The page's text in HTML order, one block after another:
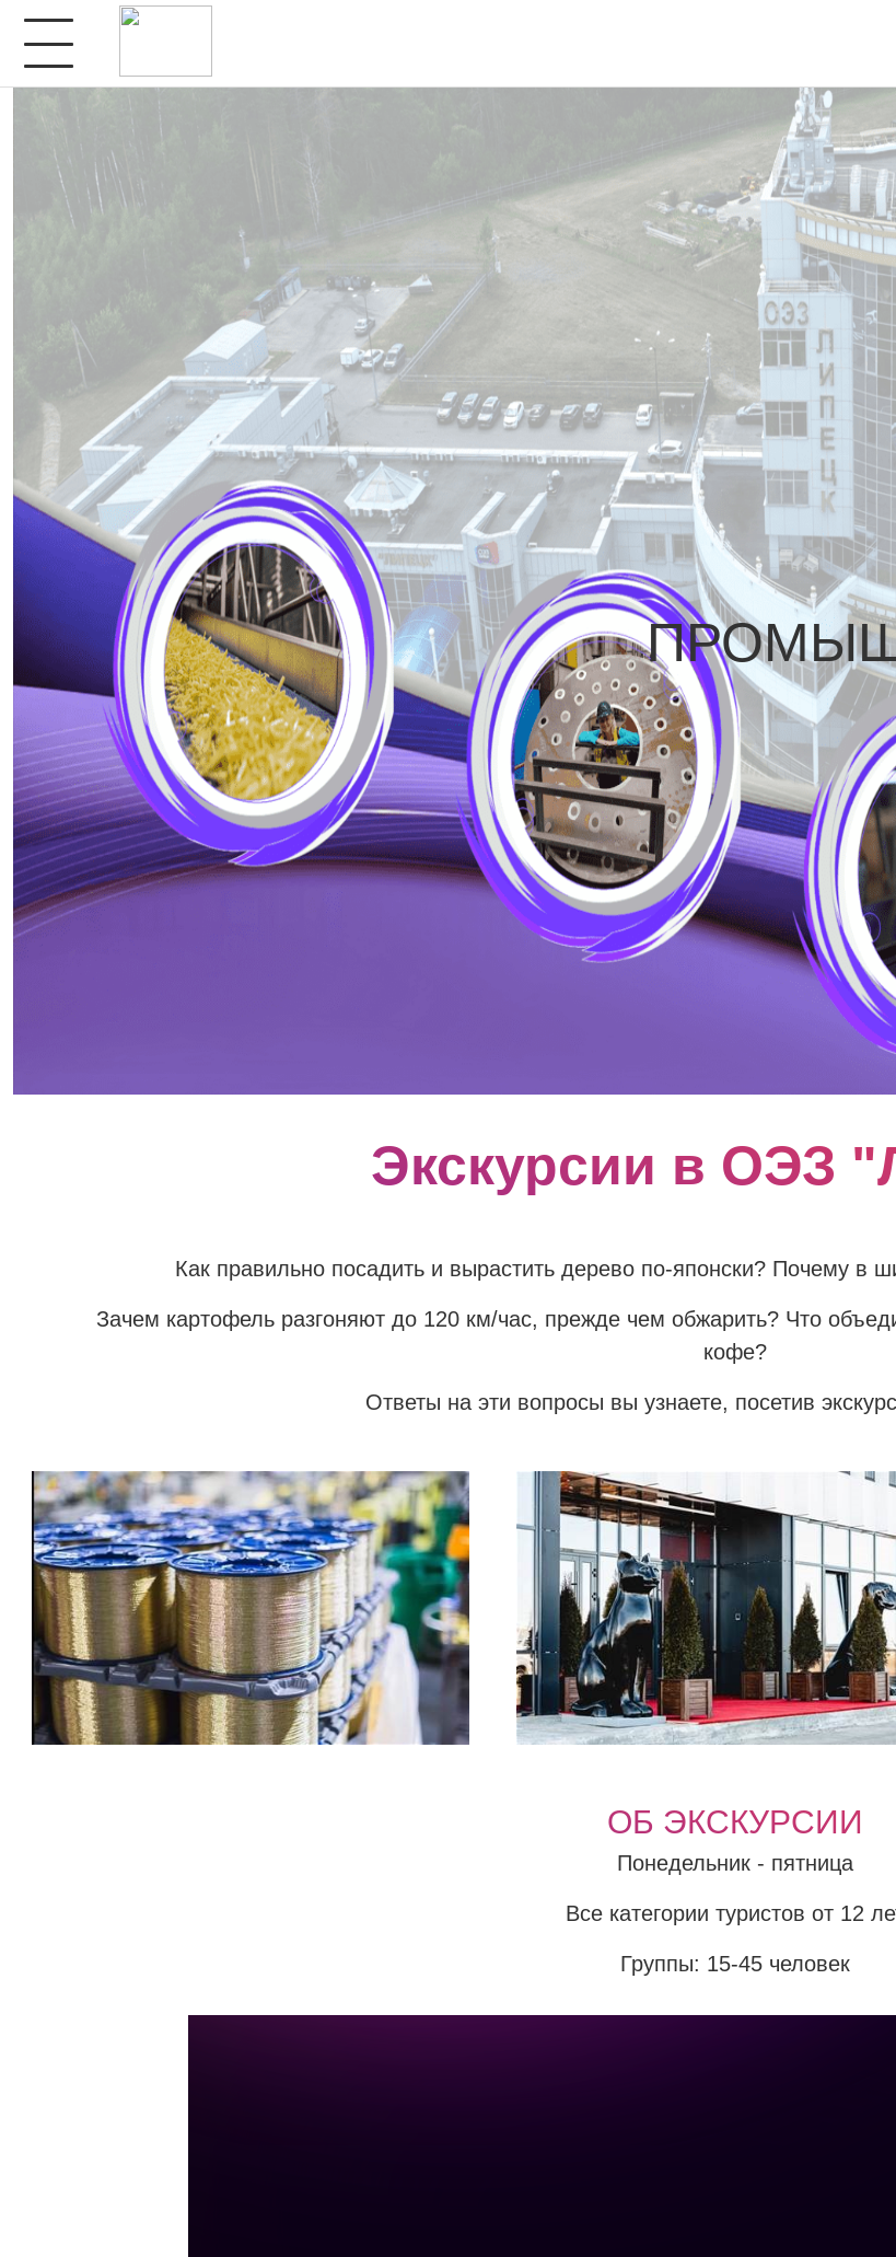
Экскурсии в ОЭЗ
Как правильно посадить и вырастить дерево по-японски? Почему в
Зачем картофель разгоняют до 120 км/час, прежде чем обжарить? Что
кофе?
Ответы на эти вопросы вы узнаете, посетив
ОБ ЭКСКУРСИИ
Понедельник - пятница
Все категории туристов от 12
Группы: 15-45 человек